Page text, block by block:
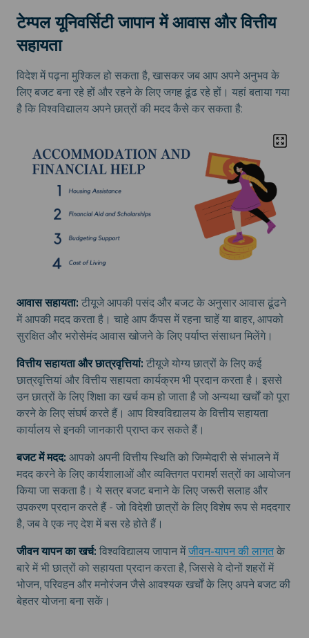
टेम्पल यूनिवर्सिटी जापान में आवास और वित्तीय
सहायता
विदेश में पढ़ना मुश्किल हो सकता है, खासकर जब आप अपने अनुभव के
लिए बजट बना रहे हों और रहने के लिए जगह ढूंढ रहे हों। यहां बताया गया
है कि विश्वविद्यालय अपने छात्रों की मदद कैसे कर सकता है:
आवास सहायता: टीयूजे आपकी पसंद और बजट के अनुसार आवास ढूंढने
में आपकी मदद करता है। चाहे आप कैंपस में रहना चाहें या बाहर, आपको
सुरक्षित और भरोसेमंद आवास खोजने के लिए पर्याप्त संसाधन मिलेंगे।
वित्तीय सहायता और छात्रवृत्तियां: टीयूजे योग्य छात्रों के लिए कई
छात्रवृत्तियां और वित्तीय सहायता कार्यक्रम भी प्रदान करता है। इससे
उन छात्रों के लिए शिक्षा का खर्च कम हो जाता है जो अन्यथा खर्चों को पूरा
करने के लिए संघर्ष करते हैं। आप विश्वविद्यालय के वित्तीय सहायता
कार्यालय से इनकी जानकारी प्राप्त कर सकते हैं।
बजट में मदद: आपको अपनी वित्तीय स्थिति को जिम्मेदारी से संभालने में
मदद करने के लिए कार्यशालाओं और व्यक्तिगत परामर्श सत्रों का आयोजन
किया जा सकता है। ये सत्र बजट बनाने के लिए जरूरी सलाह और
उपकरण प्रदान करते हैं - जो विदेशी छात्रों के लिए विशेष रूप से मददगार
है, जब वे एक नए देश में बस रहे होते हैं।
जीवन यापन का खर्च: विश्वविद्यालय जापान मेंजीवन-यापन की लागत के
बारे में भी छात्रों को सहायता प्रदान करता है, जिससे वे दोनों शहरों में
भोजन, परिवहन और मनोरंजन जैसे आवश्यक खर्चों के लिए अपने बजट की
बेहतर योजना बना सकें।